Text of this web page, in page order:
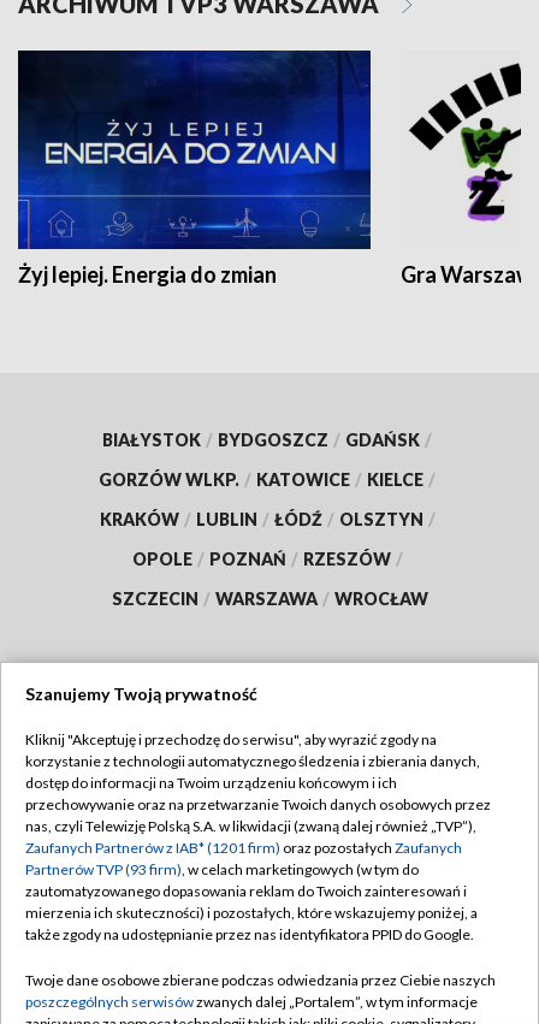
Żyj lepiej. Energia do zmian Gra
BIAŁYSTOK / BYDGOSZCZ / GDAŃSK /
GORZÓW WLKP. / KATOWICE / KIELCE /
KRAKÓW / LUBLIN / ŁÓDŹ / OLSZTYN /
OPOLE / POZNAŃ / RZESZÓW /
SZCZECIN / WARSZAWA / WROCŁAW
TVP
Abonament TVP
Emisja w TVP
Centrum informacji TVP
Naziemna Telewizja Cyfrowa
Rada Programowa
Regulamin TVP
Polityka prywatności
Moje zgody
Pomoc
Kontakt
Szanujemy Twoją prywatność
Kliknij "Akceptuję i przechodzę do serwisu", aby wyrazić zgody na
korzystanie z technologii automatycznego śledzenia i zbierania danych,
dostęp do informacji na Twoim urządzeniu końcowym i ich
przechowywanie oraz na przetwarzanie Twoich danych osobowych przez
nas, czyli Telewizję Polską S.A. w likwidacji (zwaną dalej również „TVP”),
Zaufanych Partnerów z IAB* (1201 firm) oraz pozostałych Zaufanych
Partnerów TVP (93 firm), w celach marketingowych (w tym do
zautomatyzowanego dopasowania reklam do Twoich zainteresowań i
mierzenia ich skuteczności) i pozostałych, które wskazujemy poniżej, a
także zgody na udostępnianie przez nas identyfikatora PPID do Google.
Twoje dane osobowe zbierane podczas odwiedzania przez Ciebie naszych
poszczególnych serwisówzwanych dalej „Portalem”, w tym informacje